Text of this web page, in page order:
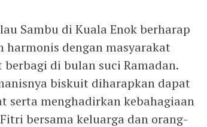
Sambu di Kuala Enok berharap
dengan masyarakat
di bulan suci Ramadan.
biskuit diharapkan dapat
serta menghadirkan kebahagiaan
bersama keluarga dan orang-